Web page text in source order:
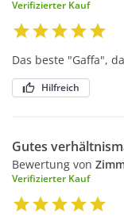
Verifizierter Kauf
Das beste "Gaffa",
Hilfreich
Gutes
Bewertung von
Verifizierter Kauf